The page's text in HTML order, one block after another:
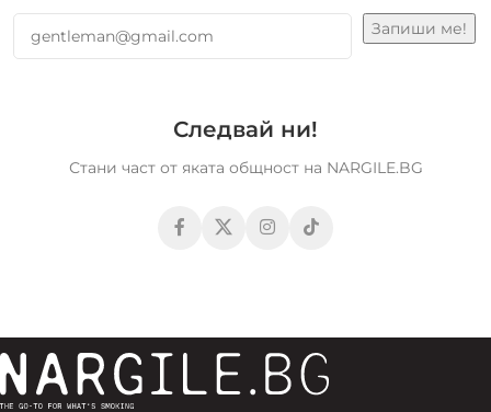
Следвай ни!
Стани част от яката общност на NARGILE.BG